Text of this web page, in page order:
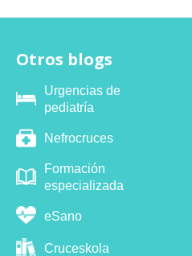
Otros blogs
Urgencias de
pediatría
Nefrocruces
Formación
especializada
eSano
Cruceskola